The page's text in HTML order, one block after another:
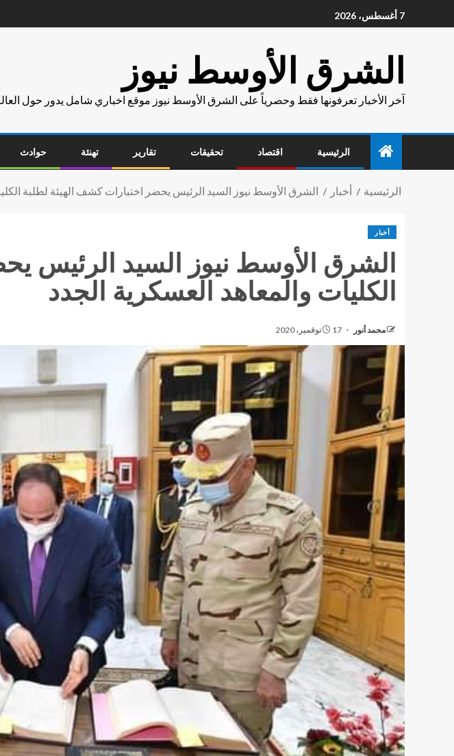
7 أغسطس، 2026
الشرق الأوسط نيوز
آخر الأخبار تعرفونها فقط وحصرياً على الشرق الأوسط نيوز موقع اخباري شامل يدور حول
الرئيسية اقتصاد تحقيقات تقارير تهنئة حوادث
الرئيسية أخبار الشرق الأوسط نيوز السيد الرئيس يحضر اختبارات كشف الهيئة لطلبة
أخبار
الشرق الأوسط نيوز السيد الرئيس
الكليات والمعاهد العسكرية الجدد
محمد أنور 17 نوفمبر، 2020